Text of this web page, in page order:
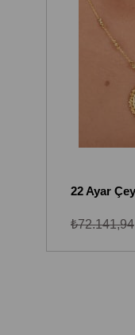
₺72.141,94